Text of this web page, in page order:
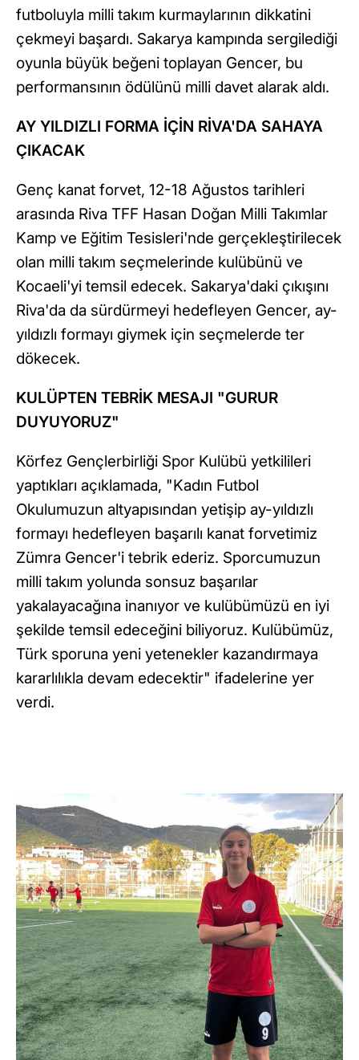
futboluyla milli takım kurmaylarının dikkatini
çekmeyi başardı. Sakarya kampında sergilediği
oyunla büyük beğeni toplayan Gencer, bu
performansının ödülünü milli davet alarak aldı.
AY YILDIZLI FORMA İÇİN RİVA'DA SAHAYA
ÇIKACAK
Genç kanat forvet, 12-18 Ağustos tarihleri
arasında Riva TFF Hasan Doğan Milli Takımlar
Kamp ve Eğitim Tesisleri'nde gerçekleştirilecek
olan milli takım seçmelerinde kulübünü ve
Kocaeli'yi temsil edecek. Sakarya'daki çıkışını
Riva'da da sürdürmeyi hedefleyen Gencer, ay-
yıldızlı formayı giymek için seçmelerde ter
dökecek.
KULÜPTEN TEBRİK MESAJI "GURUR
DUYUYORUZ"
Körfez Gençlerbirliği Spor Kulübü yetkilileri
yaptıkları açıklamada, "Kadın Futbol
Okulumuzun altyapısından yetişip ay-yıldızlı
formayı hedefleyen başarılı kanat forvetimiz
Zümra Gencer'i tebrik ederiz. Sporcumuzun
milli takım yolunda sonsuz başarılar
yakalayacağına inanıyor ve kulübümüzü en iyi
şekilde temsil edeceğini biliyoruz. Kulübümüz,
Türk sporuna yeni yetenekler kazandırmaya
kararlılıkla devam edecektir" ifadelerine yer
verdi.